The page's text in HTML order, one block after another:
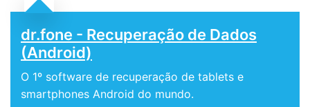
dr.fone - Recuperação de Dados
(Android)
O 1º software de recuperação de tablets e
smartphones Android do mundo.